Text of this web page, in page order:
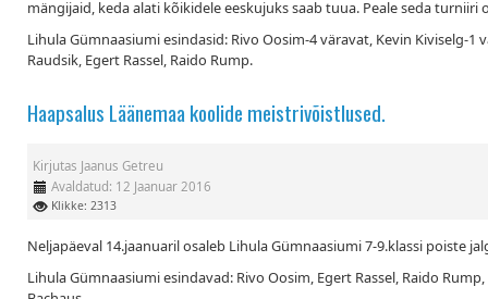
mängijaid, keda alati kõikidele eeskujuks saab tuua. Peale seda
Lihula Gümnaasiumi esindasid: Rivo Oosim-4 väravat, Kevin Kiviselg-1
Raudsik, Egert Rassel, Raido Rump.
Haapsalus Läänemaa koolide meistrivõistlused.
Kirjutas Jaanus Getreu
Avaldatud: 12 Jaanuar 2016
Klikke: 2313
Neljapäeval 14.jaanuaril osaleb Lihula Gümnaasiumi 7-9.klassi poiste
Lihula Gümnaasiumi esindavad: Rivo Oosim, Egert Rassel, Raido